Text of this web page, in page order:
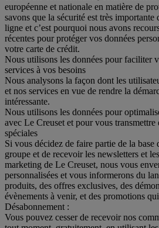
européenne et nationale en matière de
savons que la sécurité est très importante
ligne et c’est pourquoi nous avons
récentes pour protéger vos données
votre carte de crédit.
Nous utilisons les données pour faciliter
services à vos besoins
Nous analysons la façon dont les
et nos services en vue de rendre la
intéressante.
Nous utilisons les données pour
avec Le Creuset et pour vous
spéciales
Si vous décidez de faire partie de la base
groupe et de recevoir les newsletters et
marketing de Le Creuset, nous vous
personnalisées et vous informerons du
produits, des offres exclusives, des
évènements à venir, et des promotions
Désabonnement :
Vous pouvez cesser de recevoir nos